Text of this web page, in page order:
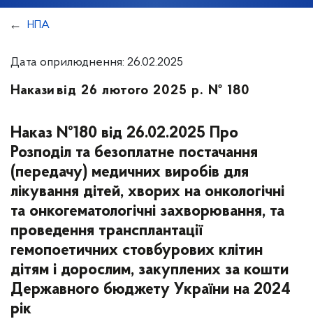
НПА
Дата оприлюднення: 26.02.2025
Накази від 26 лютого 2025 р. № 180
Наказ №180 від 26.02.2025 Про
Розподіл та безоплатне постачання
(передачу) медичних виробів для
лікування дітей, хворих на онкологічні
та онкогематологічні захворювання, та
проведення трансплантації
гемопоетичних стовбурових клітин
дітям і дорослим, закуплених за кошти
Державного бюджету України на 2024
рік